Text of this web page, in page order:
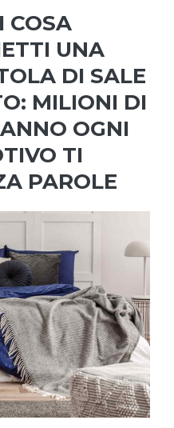
COSA
UNA
DI SALE
MILIONI DI
OGNI
TI
PAROLE